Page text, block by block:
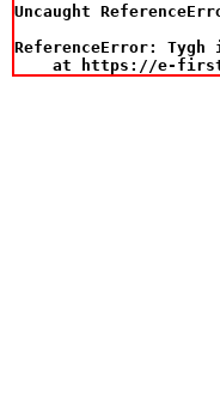
Uncaught
ReferenceError:
at https://e-